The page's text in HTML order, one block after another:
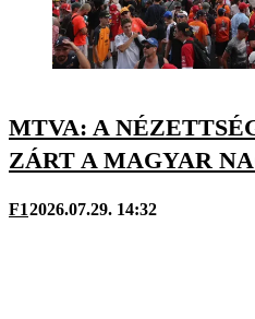
MTVA: A
ZÁRT A MAGYAR
F12026.07.29. 14:32